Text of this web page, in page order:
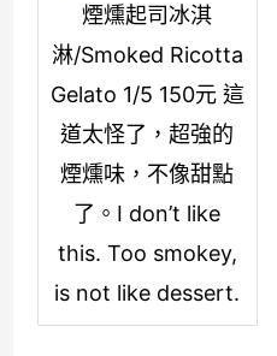
煙燻起司冰淇
淋/Smoked Ricotta
Gelato 1/5 150元 這
道太怪了，超強的
煙燻味，不像甜點
了。I don’t like
this. Too smokey,
is not like dessert.